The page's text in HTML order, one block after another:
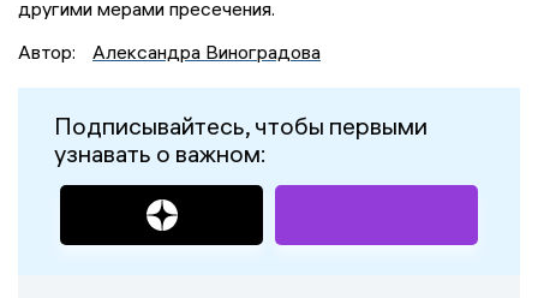
другими мерами пресечения.
Автор:
Александра Виноградова
Подписывайтесь, чтобы первыми
узнавать о важном: